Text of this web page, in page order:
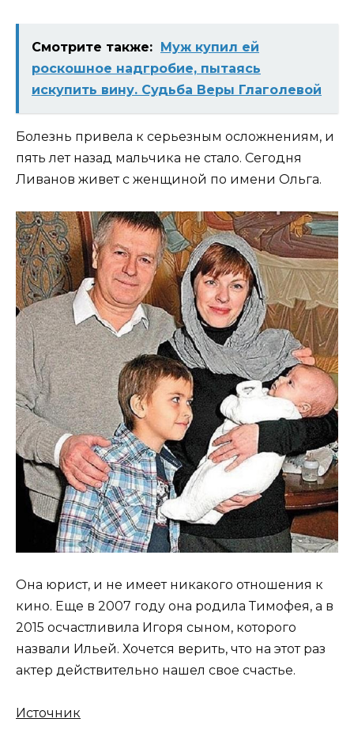
Смотрите также: Муж купил ей
роскошное надгробие, пытаясь
искупить вину. Судьба Веры Глаголевой
Болезнь привела к серьезным осложнениям, и
пять лет назад мальчика не стало. Сегодня
Ливанов живет с женщиной по имени Ольга.
Она юрист, и не имеет никакого отношения к
кино. Еще в 2007 году она родила Тимофея, а в
2015 осчастливила Игоря сыном, которого
назвали Ильей. Хочется верить, что на этот раз
актер действительно нашел свое счастье.
Источник